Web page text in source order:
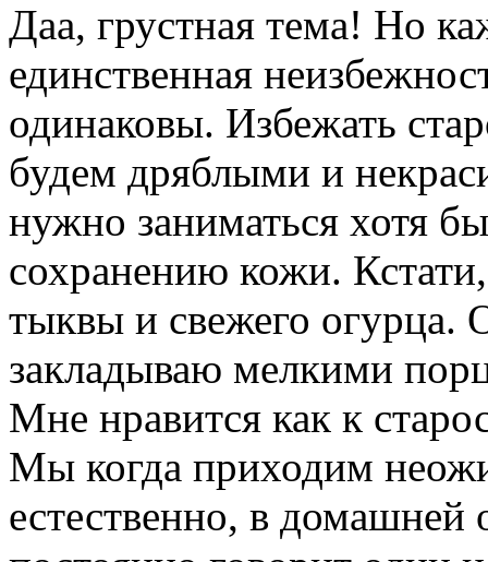
Даа, грустная тема! Но
единственная
одинаковы. Избежать
будем дряблыми и
нужно заниматься хотя
сохранению кожи.
тыквы и свежего огурца.
закладываю мелкими
Мне нравится как к
Мы когда приходим
естественно, в домашней